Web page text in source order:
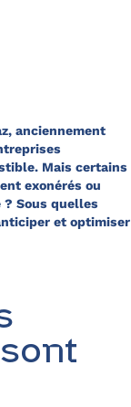
anciennement
Mais certains
exonérés ou
Sous quelles
et optimiser